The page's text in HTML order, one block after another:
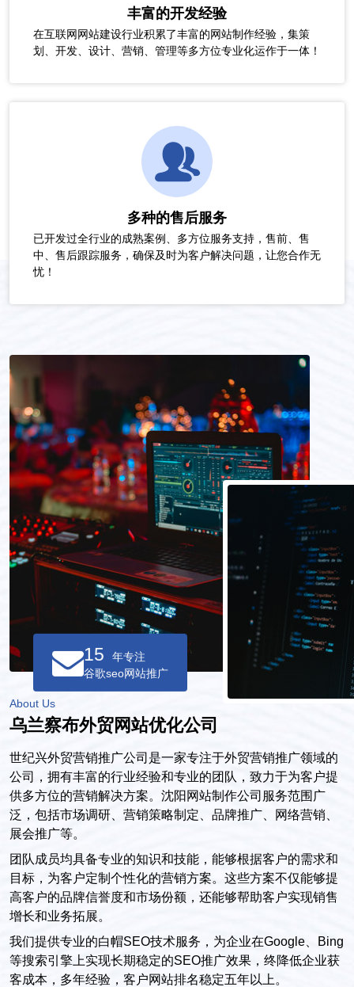
丰富的开发经验
在互联网网站建设行业积累了丰富的网站制作经验，集策
划、开发、设计、营销、管理等多方位专业化运作于一体！
多种的售后服务
已开发过全行业的成熟案例、多方位服务支持，售前、售
中、售后跟踪服务，确保及时为客户解决问题，让您合作无
忧！
15
年专注
谷歌seo网站推广
About Us
乌兰察布外贸网站优化公司
世纪兴外贸营销推广公司是一家专注于外贸营销推广领域的
公司，拥有丰富的行业经验和专业的团队，致力于为客户提
供多方位的营销解决方案。沈阳网站制作公司服务范围广
泛，包括市场调研、营销策略制定、品牌推广、网络营销、
展会推广等。
团队成员均具备专业的知识和技能，能够根据客户的需求和
目标，为客户定制个性化的营销方案。这些方案不仅能够提
高客户的品牌信誉度和市场份额，还能够帮助客户实现销售
增长和业务拓展。
我们提供专业的白帽SEO技术服务，为企业在Google、Bing
等搜索引擎上实现长期稳定的SEO推广效果，终降低企业获
客成本，多年经验，客户网站排名稳定五年以上。